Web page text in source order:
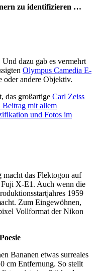
zu identifizieren …
dazu gab es vermehrt
Olympus Camedia E-
oder andere Objektiv.
das großartige Carl Zeiss
Beitrag mit allem
und Fotos im
das Flektogon auf
X-E1. Auch wenn die
1959
Zum Eingewöhnen,
Vollformat der Nikon
Bananen etwas surreales
cm Entfernung. So stellt